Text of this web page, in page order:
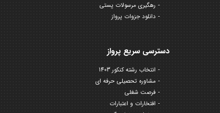
رهگیری مرسولات پستی
دانلود جزوات پرواز
دسترسی سریع پرواز
انتخاب رشته کنکور 1403
مشاوره تحصیلی حرفه ای
فرصت شغلی
افتخارات و اعتبارات